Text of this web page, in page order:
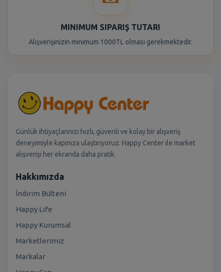
MINIMUM SIPARIŞ TUTARI
Alışverişinizin minimum 1000TL olması gerekmektedir.
Günlük ihtiyaçlarınızı hızlı, güvenli ve kolay bir alışveriş
deneyimiyle kapınıza ulaştırıyoruz. Happy Center ile market
alışverişi her ekranda daha pratik.
Hakkımızda
İndirim Bülteni
Happy Life
Happy Kurumsal
Marketlerimiz
Markalar